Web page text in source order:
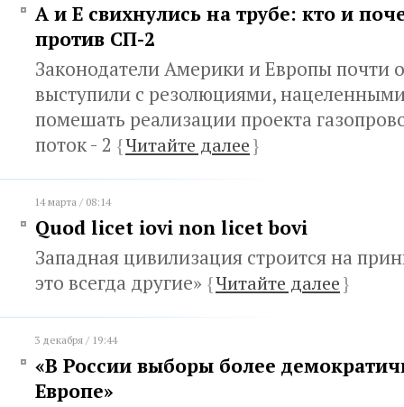
А и Е свихнулись на трубе: кто и
против СП-2
Законодатели Америки и Европы почти
выступили с резолюциями,
помешать реализации проекта
поток - 2 {Читайте далее}
14 марта / 08:14
Quod licet iovi non licet bovi
Западная цивилизация строится на
это всегда другие» {Читайте далее}
3 декабря / 19:44
«В России выборы более
Европе»